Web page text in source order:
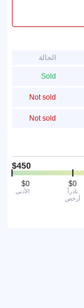
الحالة
Sold
Not sold
Not sold
الأدنى
نادراً
أرخص